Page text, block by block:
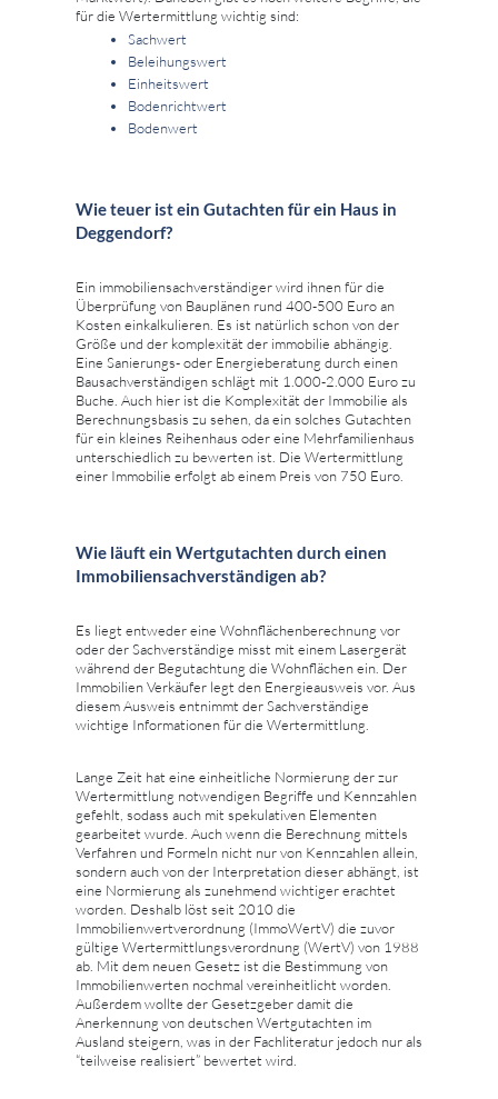
für die Wertermittlung wichtig sind:
Sachwert
Beleihungswert
Einheitswert
Bodenrichtwert
Bodenwert
Wie teuer ist ein Gutachten für ein Haus in
Deggendorf?
Ein immobiliensachverständiger wird ihnen für die
Überprüfung von Bauplänen rund 400-500 Euro an
Kosten einkalkulieren. Es ist natürlich schon von der
Größe und der komplexität der immobilie abhängig.
Eine Sanierungs- oder Energieberatung durch einen
Bausachverständigen schlägt mit 1.000-2.000 Euro zu
Buche. Auch hier ist die Komplexität der Immobilie als
Berechnungsbasis zu sehen, da ein solches Gutachten
für ein kleines Reihenhaus oder eine Mehrfamilienhaus
unterschiedlich zu bewerten ist. Die Wertermittlung
einer Immobilie erfolgt ab einem Preis von 750 Euro.
Wie läuft ein Wertgutachten durch einen
Immobiliensachverständigen ab?
Es liegt entweder eine Wohnflächenberechnung vor
oder der Sachverständige misst mit einem Lasergerät
während der Begutachtung die Wohnflächen ein. Der
Immobilien Verkäufer legt den Energieausweis vor. Aus
diesem Ausweis entnimmt der Sachverständige
wichtige Informationen für die Wertermittlung.
Lange Zeit hat eine einheitliche Normierung der zur
Wertermittlung notwendigen Begriffe und Kennzahlen
gefehlt, sodass auch mit spekulativen Elementen
gearbeitet wurde. Auch wenn die Berechnung mittels
Verfahren und Formeln nicht nur von Kennzahlen allein,
sondern auch von der Interpretation dieser abhängt, ist
eine Normierung als zunehmend wichtiger erachtet
worden. Deshalb löst seit 2010 die
Immobilienwertverordnung (ImmoWertV) die zuvor
gültige Wertermittlungsverordnung (WertV) von 1988
ab. Mit dem neuen Gesetz ist die Bestimmung von
Immobilienwerten nochmal vereinheitlicht worden.
Außerdem wollte der Gesetzgeber damit die
Anerkennung von deutschen Wertgutachten im
Ausland steigern, was in der Fachliteratur jedoch nur als
“teilweise realisiert” bewertet wird.